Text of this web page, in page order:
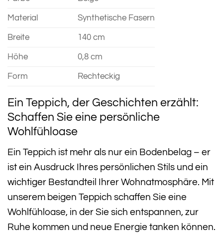
Material Synthetische Fasern
Breite 140 cm
Höhe 0,8 cm
Form Rechteckig
Ein Teppich, der Geschichten erzählt:
Schaffen Sie eine persönliche
Wohlfühloase
Ein Teppich ist mehr als nur ein Bodenbelag – er
ist ein Ausdruck Ihres persönlichen Stils und ein
wichtiger Bestandteil Ihrer Wohnatmosphäre. Mit
unserem beigen Teppich schaffen Sie eine
Wohlfühloase, in der Sie sich entspannen, zur
Ruhe kommen und neue Energie tanken können.